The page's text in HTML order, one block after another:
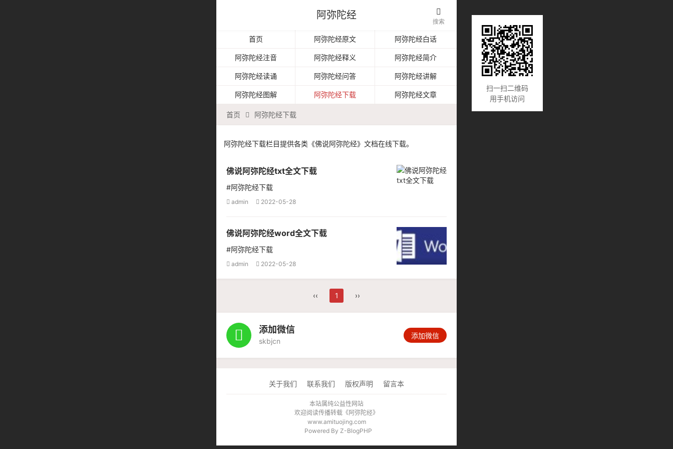
阿弥陀经 
搜索
首页 阿弥陀经原文 阿弥陀经白话
阿弥陀经注音 阿弥陀经释义 阿弥陀经简介
阿弥陀经读诵 阿弥陀经问答 阿弥陀经讲解
阿弥陀经图解 阿弥陀经下载 阿弥陀经文章
首页  阿弥陀经下载
阿弥陀经下载栏目提供各类《佛说阿弥陀经》文档在线下载。
佛说阿弥陀经txt全文下载
#阿弥陀经下载
 admin  2022-05-28
佛说阿弥陀经word全文下载
#阿弥陀经下载
 admin  2022-05-28
‹‹ 1 ››
 添加微信
skbjcn
添加微信
关于我们 联系我们 版权声明 留言本
本站属纯公益性网站
欢迎阅读传播转载《阿弥陀经》
www.amituojing.com
Powered By Z-BlogPHP
扫一扫二维码
用手机访问